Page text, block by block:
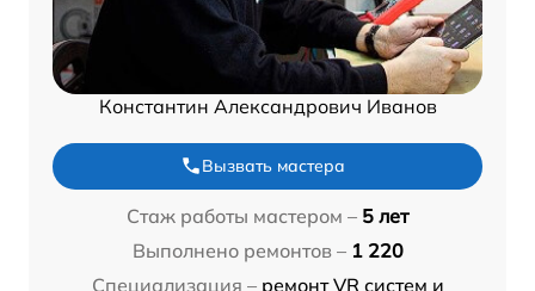
Константин Александрович Иванов
Вызвать мастера
Стаж работы мастером – 5 лет
Выполнено ремонтов – 1 220
Специализация – ремонт VR систем и